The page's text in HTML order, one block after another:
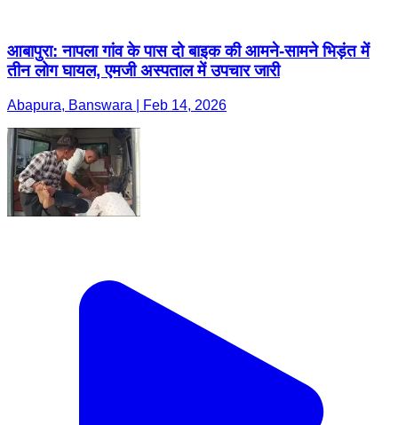
आबापुरा: नापला गांव के पास दो बाइक की आमने-सामने भिड़ंत में
तीन लोग घायल, एमजी अस्पताल में उपचार जारी
Abapura, Banswara | Feb 14, 2026